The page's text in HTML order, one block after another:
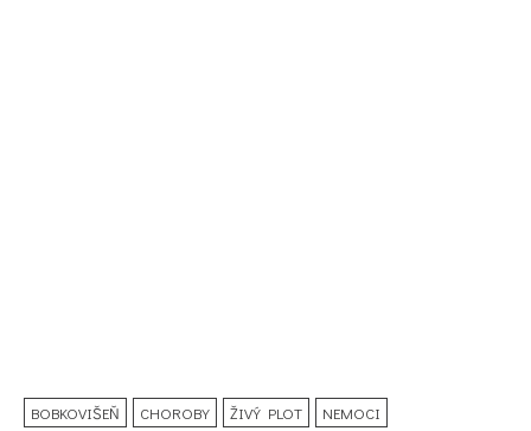
BOBKOVIŠEŇ CHOROBY ŽIVÝ PLOT NEMOCI